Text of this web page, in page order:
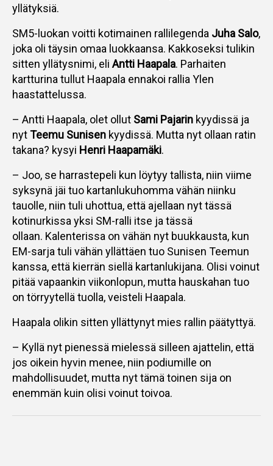
yllätyksiä.
SM5-luokan voitti kotimainen rallilegenda Juha Salo,
joka oli täysin omaa luokkaansa. Kakkoseksi tulikin
sitten yllätysnimi, eli Antti Haapala. Parhaiten
kartturina tullut Haapala ennakoi rallia Ylen
haastattelussa.
– Antti Haapala, olet ollut Sami Pajarin kyydissä ja
nytTeemu Sunisen kyydissä. Mutta nyt ollaan ratin
takana? kysyi Henri Haapamäki.
– Joo, se harrastepeli kun löytyy tallista, niin viime
syksynä jäi tuo kartanlukuhomma vähän niinku
tauolle, niin tuli uhottua, että ajellaan nyt tässä
kotinurkissa yksi SM-ralli itse ja tässä
ollaan. Kalenterissa on vähän nyt buukkausta, kun
EM-sarja tuli vähän yllättäen tuo Sunisen Teemun
kanssa, että kierrän siellä kartanlukijana. Olisi voinut
pitää vapaankin viikonlopun, mutta hauskahan tuo
on törryytellä tuolla, veisteli Haapala.
Haapala olikin sitten yllättynyt mies rallin päätyttyä.
– Kyllä nyt pienessä mielessä silleen ajattelin, että
jos oikein hyvin menee, niin podiumille on
mahdollisuudet, mutta nyt tämä toinen sija on
enemmän kuin olisi voinut toivoa.